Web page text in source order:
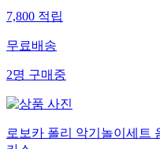
7,800적립
무료배송
2명구매중
로보카 폴리 악기놀이세트